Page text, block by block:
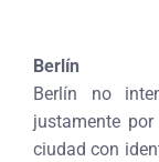
Berlín
Berlín no
justamente
ciudad con